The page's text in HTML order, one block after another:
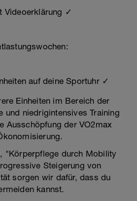
Videoerklärung ✓
auf deine Sportuhr ✓
Einheiten im Bereich der
und niedrigintensives Training
Ausschöpfung der VO2max
"Körperpflege durch Mobility
Steigerung von
sorgen wir dafür, dass du
kannst.